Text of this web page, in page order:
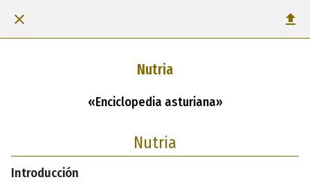
Nutria
«Enciclopedia asturiana»
Nutria
Introducción